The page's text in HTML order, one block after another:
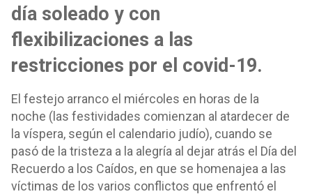
día soleado y con
flexibilizaciones a las
restricciones por el covid-19.
El festejo arranco el miércoles en horas de la
noche (las festividades comienzan al atardecer de
la víspera, según el calendario judío), cuando se
pasó de la tristeza a la alegría al dejar atrás el Día del
Recuerdo a los Caídos, en que se homenajea a las
víctimas de los varios conflictos que enfrentó el